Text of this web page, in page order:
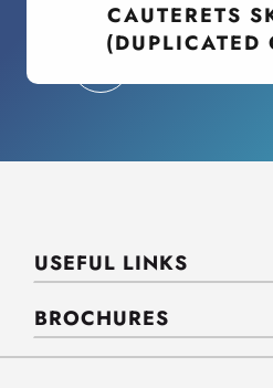
CAUTERETS
(DUPLICATED
USEFUL LINKS
BROCHURES